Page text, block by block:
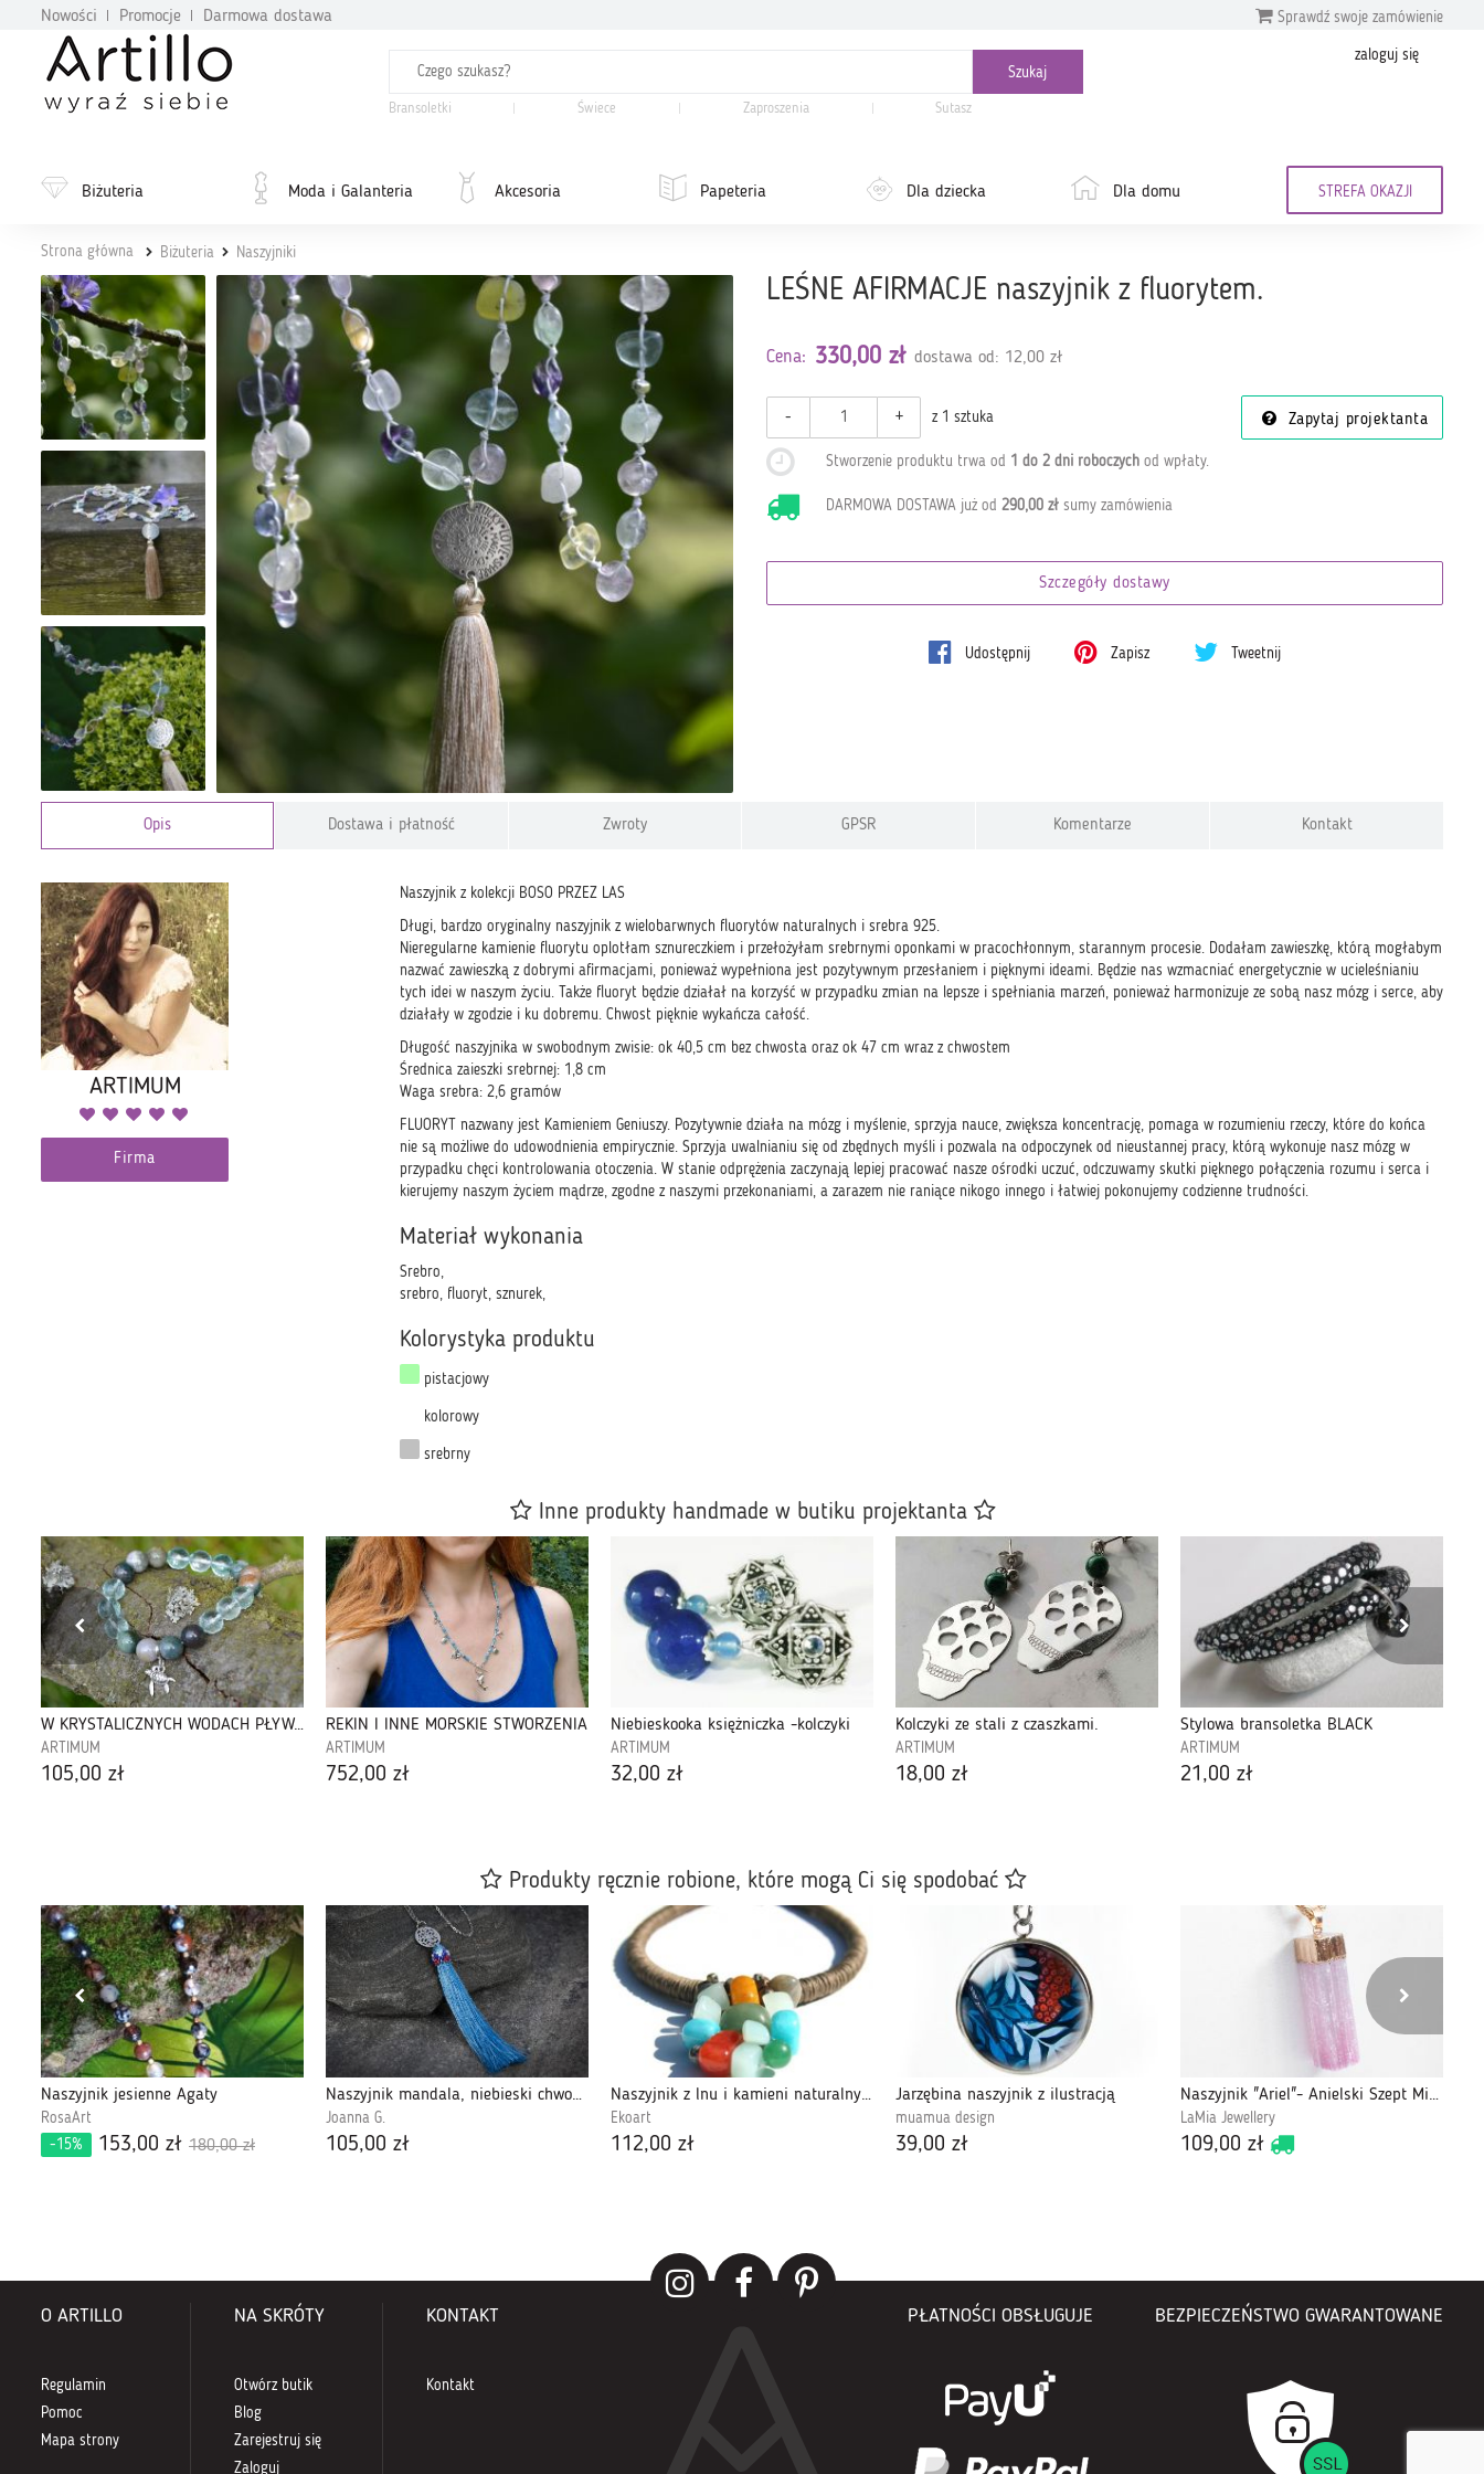
Nowości Promocje Darmowa dostawa Sprawdź swoje zamówienie
Bransoletki Świece Zaproszenia Sutasz
zaloguj się
Biżuteria Moda i Galanteria Akcesoria Papeteria Dla dziecka Dla domu STREFA OKAZJI
Strona główna Biżuteria Naszyjniki
LEŚNE AFIRMACJE naszyjnik z fluorytem.
Cena: 330,00 zł dostawa od: 12,00 zł
- + z 1 sztuka Zapytaj projektanta
Stworzenie produktu trwa od 1 do 2 dni roboczychod wpłaty.
DARMOWA DOSTAWA już od 290,00 złsumy zamówienia
Szczegóły dostawy
Udostępnij Zapisz Tweetnij
Opis Dostawa i płatność Zwroty GPSR Komentarze Kontakt
Naszyjnik z kolekcji BOSO PRZEZ LAS
Długi, bardzo oryginalny naszyjnik z wielobarwnych fluorytów naturalnych i srebra 925.
Nieregularne kamienie fluorytu oplotłam sznureczkiem i przełożyłam srebrnymi oponkami w pracochłonnym, starannym procesie. Dodałam zawieszkę, którą mogłabym
nazwać zawieszką z dobrymi afirmacjami, ponieważ wypełniona jest pozytywnym przesłaniem i pięknymi ideami. Będzie nas wzmacniać energetycznie w ucieleśnianiu
tych idei w naszym życiu. Także fluoryt będzie działał na korzyść w przypadku zmian na lepsze i spełniania marzeń, ponieważ harmonizuje ze sobą nasz mózg i serce, aby
działały w zgodzie i ku dobremu. Chwost pięknie wykańcza całość.
Długość naszyjnika w swobodnym zwisie: ok 40,5 cm bez chwosta oraz ok 47 cm wraz z chwostem
Średnica zaieszki srebrnej: 1,8 cm
Waga srebra: 2,6 gramów
FLUORYT nazwany jest Kamieniem Geniuszy. Pozytywnie działa na mózg i myślenie, sprzyja nauce, zwiększa koncentrację, pomaga w rozumieniu rzeczy, które do końca
nie są możliwe do udowodnienia empirycznie. Sprzyja uwalnianiu się od zbędnych myśli i pozwala na odpoczynek od nieustannej pracy, którą wykonuje nasz mózg w
przypadku chęci kontrolowania otoczenia. W stanie odprężenia zaczynają lepiej pracować nasze ośrodki uczuć, odczuwamy skutki pięknego połączenia rozumu i serca i
kierujemy naszym życiem mądrze, zgodne z naszymi przekonaniami, a zarazem nie raniące nikogo innego i łatwiej pokonujemy codzienne trudności.
Materiał wykonania
Srebro,
srebro, fluoryt, sznurek,
Kolorystyka produktu
pistacjowy
kolorowy
srebrny
ARTIMUM
Firma
Inne produkty handmade w butiku projektanta
W KRYSTALICZNYCH WODACH PŁYWAM. Bransoletka
ARTIMUM
105,00 zł
REKIN I INNE MORSKIE STWORZENIA
ARTIMUM
752,00 zł
Niebieskooka księżniczka -kolczyki
ARTIMUM
32,00 zł
Kolczyki ze stali z czaszkami.
ARTIMUM
18,00 zł
Stylowa bransoletka BLACK
ARTIMUM
21,00 zł
Produkty ręcznie robione, które mogą Ci się spodobać
Naszyjnik jesienne Agaty
RosaArt
-15%
153,00 zł 180,00 zł
Naszyjnik mandala, niebieski chwost, stal chirurgiczna
Joanna G.
105,00 zł
Naszyjnik z lnu i kamieni naturalnych Satsuki
Ekoart
112,00 zł
Jarzębina naszyjnik z ilustracją
muamua design
39,00 zł
Naszyjnik "Ariel"- Anielski Szept Miłości
LaMia Jewellery
109,00 zł
O ARTILLO
Regulamin
Pomoc
Mapa strony
NA SKRÓTY
Otwórz butik
Blog
Zarejestruj się
Zaloguj
KONTAKT
Kontakt
PŁATNOŚCI OBSŁUGUJE BEZPIECZEŃSTWO GWARANTOWANE